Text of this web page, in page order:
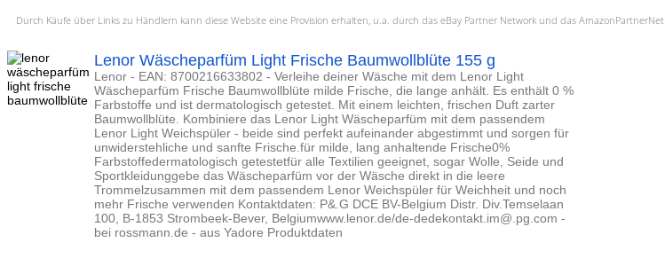
Durch Käufe über Links zu Händlern kann diese Website eine Provision erhalten, u.a. durch das eBay Partner Network und das AmazonPartnerNet
Lenor Wäscheparfüm Light Frische Baumwollblüte 155 g
Lenor - EAN: 8700216633802 - Verleihe deiner Wäsche mit dem Lenor Light
Wäscheparfüm Frische Baumwollblüte milde Frische, die lange anhält. Es enthält 0 %
Farbstoffe und ist dermatologisch getestet. Mit einem leichten, frischen Duft zarter
Baumwollblüte. Kombiniere das Lenor Light Wäscheparfüm mit dem passendem
Lenor Light Weichspüler - beide sind perfekt aufeinander abgestimmt und sorgen für
unwiderstehliche und sanfte Frische.für milde, lang anhaltende Frische0%
Farbstoffedermatologisch getestetfür alle Textilien geeignet, sogar Wolle, Seide und
Sportkleidunggebe das Wäscheparfüm vor der Wäsche direkt in die leere
Trommelzusammen mit dem passendem Lenor Weichspüler für Weichheit und noch
mehr Frische verwenden Kontaktdaten: P&.G DCE BV-Belgium Distr. Div.Temselaan
100, B-1853 Strombeek-Bever, Belgiumwww.lenor.de/de-dedekontakt.im@.pg.com -
bei rossmann.de - aus Yadore Produktdaten